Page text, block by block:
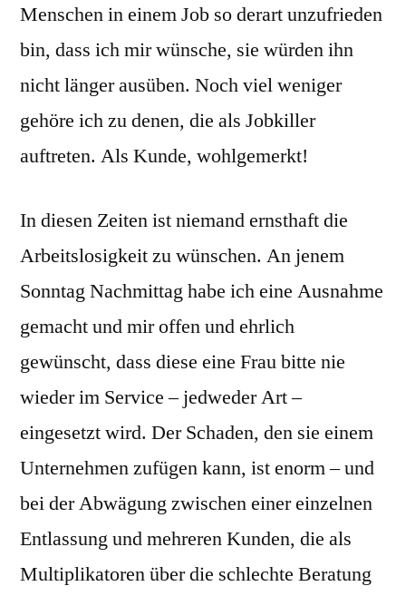
Menschen in einem Job so derart unzufrieden
bin, dass ich mir wünsche, sie würden ihn
nicht länger ausüben. Noch viel weniger
gehöre ich zu denen, die als Jobkiller
auftreten. Als Kunde, wohlgemerkt!
In diesen Zeiten ist niemand ernsthaft die
Arbeitslosigkeit zu wünschen. An jenem
Sonntag Nachmittag habe ich eine Ausnahme
gemacht und mir offen und ehrlich
gewünscht, dass diese eine Frau bitte nie
wieder im Service – jedweder Art –
eingesetzt wird. Der Schaden, den sie einem
Unternehmen zufügen kann, ist enorm – und
bei der Abwägung zwischen einer einzelnen
Entlassung und mehreren Kunden, die als
Multiplikatoren über die schlechte Beratung